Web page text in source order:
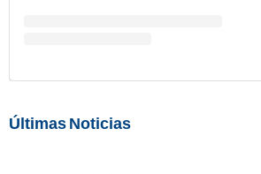
Últimas Noticias